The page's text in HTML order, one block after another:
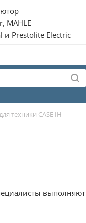
MAHLE
и Prestolite Electric
техники CASE IH
выполняют